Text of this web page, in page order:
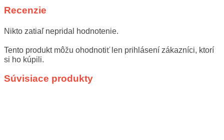
Recenzie
Nikto zatiaľ nepridal hodnotenie.
Tento produkt môžu ohodnotiť len prihlásení zákazníci, ktorí
si ho kúpili.
Súvisiace produkty